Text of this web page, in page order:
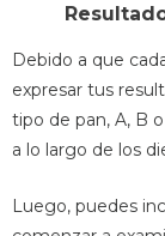
Debido a que
expresar tus
tipo de pan, A, B
a lo largo de los
Luego, puedes